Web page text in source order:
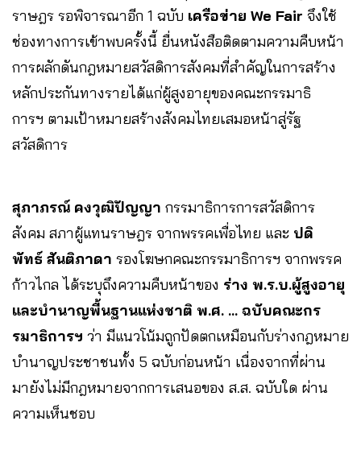
ราษฎร รอพิจารณาอีก 1 ฉบับ เครือข่าย We Fair จึงใช้
ช่องทางการเข้าพบครั้งนี้ ยื่นหนังสือติดตามความคืบหน้า
การผลักดันกฎหมายสวัสดิการสังคมที่สำคัญในการสร้าง
หลักประกันทางรายได้แก่ผู้สูงอายุของคณะกรรมาธิ
การฯ ตามเป้าหมายสร้างสังคมไทยเสมอหน้าสู่รัฐ
สวัสดิการ
สุภาภรณ์ คงวุฒิปัญญา กรรมาธิการการสวัสดิการ
สังคม สภาผู้แทนราษฎร จากพรรคเพื่อไทย และ ปดิ
พัทธ์ สันติภาดา รองโฆษกคณะกรรมาธิการฯ จากพรรค
ก้าวไกล ได้ระบุถึงความคืบหน้าของ ร่าง พ.ร.บ.ผู้สูงอายุ
และบำนาญพื้นฐานแห่งชาติ พ.ศ. … ฉบับคณะกร
รมาธิการฯ ว่า มีแนวโน้มถูกปัดตกเหมือนกับร่างกฎหมาย
บำนาญประชาชนทั้ง 5 ฉบับก่อนหน้า เนื่องจากที่ผ่าน
มายังไม่มีกฎหมายจากการเสนอของ ส.ส. ฉบับใด ผ่าน
ความเห็นชอบ